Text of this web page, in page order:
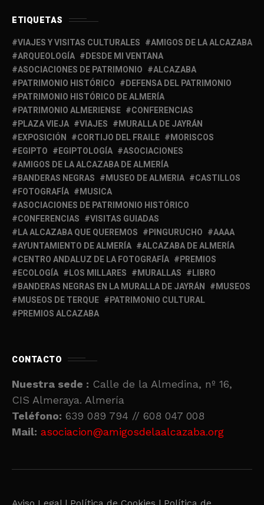
ETIQUETAS
VIAJES Y VISITAS CULTURALES
AMIGOS DE LA ALCAZABA
ARQUEOLOGÍA
DESDE MI VENTANA
ASOCIACIONES DE PATRIMONIO
ALCAZABA
PATRIMONIO HISTÓRICO
DEFENSA DEL PATRIMONIO
PATRIMONIO HISTÓRICO DE ALMERÍA
PATRIMONIO ALMERIENSE
CONFERENCIAS
PLAZA VIEJA
VIAJES
MURALLA DE JAYRÁN
EXPOSICIÓN
CORTIJO DEL FRAILE
MORISCOS
EGIPTO
EGIPTOLOGÍA
ASOCIACIONES
AMIGOS DE LA ALCAZABA DE ALMERÍA
BANDERAS NEGRAS
MUSEO DE ALMERIA
CASTILLOS
FOTOGRAFÍA
MUSICA
ASOCIACIONES DE PATRIMONIO HISTÓRICO
CONFERENCIAS
VISITAS GUIADAS
LA ALCAZABA QUE QUEREMOS
PINGURUCHO
AAAA
AYUNTAMIENTO DE ALMERÍA
ALCAZABA DE ALMERÍA
CENTRO ANDALUZ DE LA FOTOGRAFÍA
PREMIOS
ECOLOGÍA
LOS MILLARES MURALLAS
LIBRO
BANDERAS NEGRAS EN LA MURALLA DE JAYRÁN
MUSEOS
MUSEOS DE TERQUE
PATRIMONIO CULTURAL
PREMIOS ALCAZABA
CONTACTO
Nuestra sede : Calle de la Almedina, nº 16,
CIS Almeraya. Almería
Teléfono: 639 089 794 // 608 047 008
Mail: asociacion@amigosdelaalcazaba.org